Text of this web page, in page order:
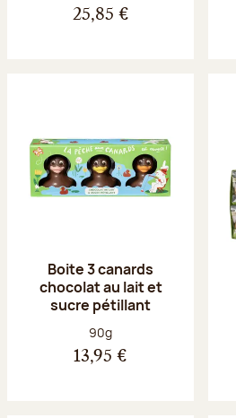
25,85 €
Boite 3 canards
chocolat au lait et
sucre pétillant
Poids net :
90g
13,95 €